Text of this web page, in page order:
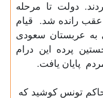
دولت تا مرحله
رانده شد.
قیام
عربستان سعودی
پرده این درام
پایان یافت.
تونس کوشید که